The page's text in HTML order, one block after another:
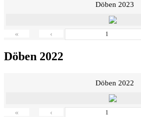
Döben 2023
« ‹
Döben 2022
Döben 2022
« ‹